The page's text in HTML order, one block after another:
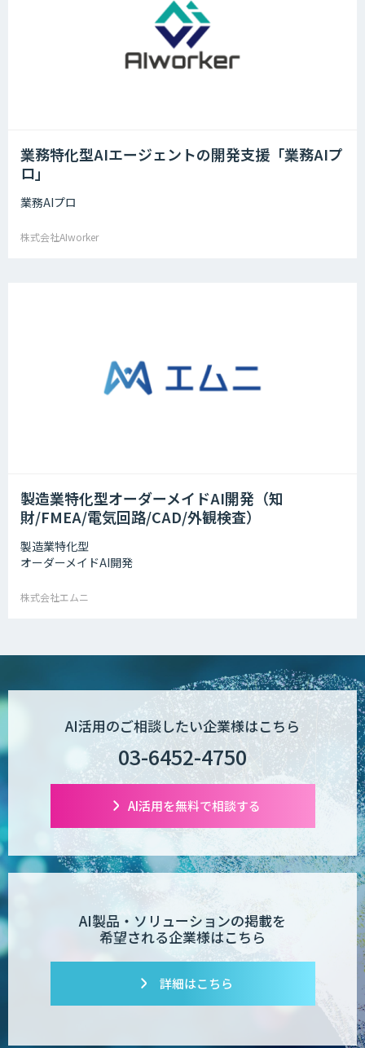
業務特化型AIエージェントの開発支援「業務AIプ
ロ」
業務AIプロ
株式会社AIworker
製造業特化型オーダーメイドAI開発（知
財/FMEA/電気回路/CAD/外観検査）
製造業特化型
オーダーメイドAI開発
株式会社エムニ
AI活用のご相談したい企業様はこちら
03-6452-4750
AI活用を無料で相談する
AI製品・ソリューションの掲載を
希望される企業様はこちら
詳細はこちら